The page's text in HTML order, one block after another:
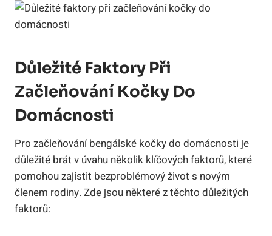
Důležité Faktory Při
Začleňování Kočky ​do⁤
Domácnosti
Pro začleňování bengálské kočky do‍ domácnosti ​je⁤
důležité brát⁤ v úvahu několik klíčových faktorů, ⁤které
pomohou zajistit bezproblémový život s novým
členem rodiny. Zde jsou některé z​ těchto důležitých
faktorů: